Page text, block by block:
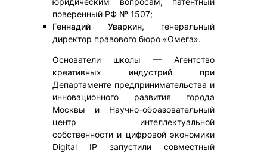
поверенный РФ № 1507;
Геннадий Уваркин, генеральный
директор правового бюро «Омега».
Основатели школы — Агентство
креативных индустрий при
Департаменте предпринимательства и
инновационного развития города
Москвы и Научно-образовательный
центр интеллектуальной
собственности и цифровой экономики
Digital IP запустили совместный